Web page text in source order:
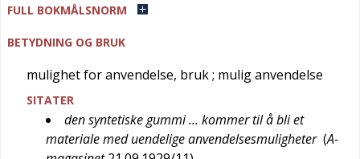
FULL BOKMÅLSNORM
BETYDNING OG BRUK
mulighet for anvendelse, bruk; mulig anvendelse
SITATER
den syntetiske gummi … kommer til å bli et
materiale med uendelige anvendelsesmuligheter (A-